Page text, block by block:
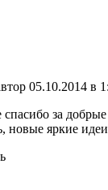
05.10.2014 в
за
новые яркие